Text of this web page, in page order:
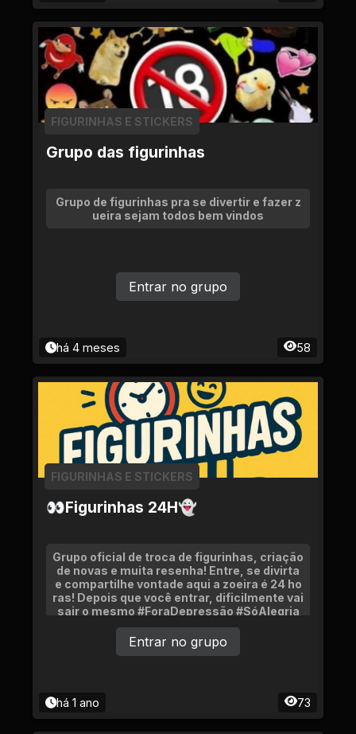
Grupo das figurinhas
FIGURINHAS E STICKERS
Grupo de figurinhas pra se divertir e fazer z
ueira sejam todos bem vindos
há 4 meses 58
Entrar no grupo
👀Figurinhas 24H👻
FIGURINHAS E STICKERS
Grupo oficial de troca de figurinhas, criação
de novas e muita resenha! Entre, se divirta
e compartilhe vontade aqui a zoeira é 24 ho
ras! Depois que você entrar, dificilmente vai
sair o mesmo #ForaDepressão #SóAlegria
há 1 ano 73
Entrar no grupo